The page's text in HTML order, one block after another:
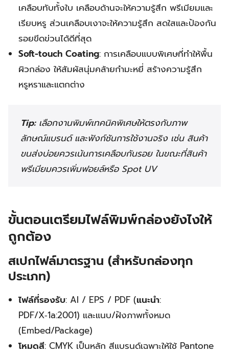
เคลือบทับทั้งใบ เคลือบด้านจะให้ความรู้สึก พรีเมียมและ
เรียบหรู ส่วนเคลือบเงาจะให้ความรู้สึก สดใสและป้องกัน
รอยขีดข่วนได้ดีที่สุด
Soft-touch Coating: การเคลือบแบบพิเศษที่ทำให้พื้น
ผิวกล่อง ให้สัมผัสนุ่มคล้ายกำมะหยี่ สร้างความรู้สึก
หรูหราและแตกต่าง
Tip:เลือกงานพิมพ์เทคนิคพิเศษให้ตรงกับภาพ
ลักษณ์แบรนด์ และฟังก์ชันการใช้งานจริง เช่น สินค้า
ขนส่งบ่อยควรเน้นการเคลือบกันรอย ในขณะที่สินค้า
พรีเมียมควรเพิ่มฟอยล์หรือ Spot UV
ขั้นตอนเตรียมไฟล์พิมพ์กล่องยังไงให้
ถูกต้อง
สเปกไฟล์มาตรฐาน (สำหรับกล่องทุก
ประเภท)
ไฟล์ที่รองรับ: AI / EPS / PDF (แนะนำ:
PDF/X‑1a:2001) และแนบ/ฝังภาพทั้งหมด
(Embed/Package)
โหมดสี: CMYK เป็นหลัก สีแบรนด์เฉพาะให้ใช้ Pantone